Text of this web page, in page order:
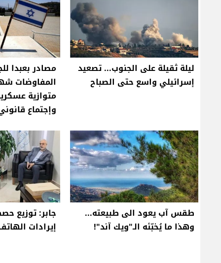
ليلة ثقيلة على الجنوب... تصعيد
إسرائيلي واسع حتى الصباح
مصادر بعبدا
متوازية
وإجتماع
طقس آب يعود الى طبيعته...
وهذا ما يُخبّئه الـ"ويك آند"!
جابر: توزيع
إيرادات